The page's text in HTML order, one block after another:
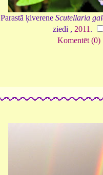
Parastā ķivereneScutellaria
ziedi , 2011 .
Komentēt (0)